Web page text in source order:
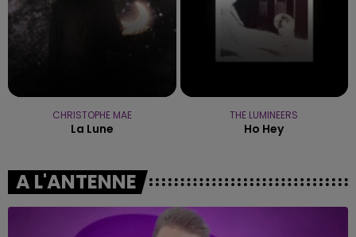
CHRISTOPHE MAE
La Lune
THE LUMINEERS
Ho Hey
A L'ANTENNE